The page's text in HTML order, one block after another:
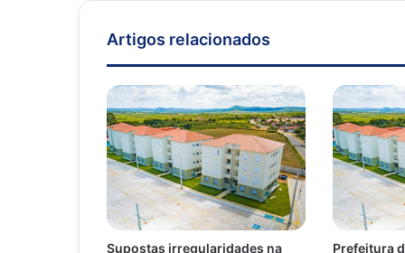
Artigos relacionados
Supostas irregularidades na Prefeitura